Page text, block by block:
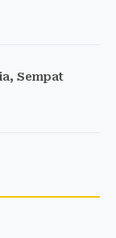
Sempat